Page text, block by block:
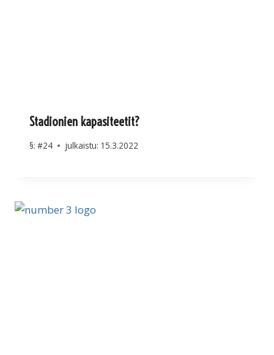
Stadionien kapasiteetit?
§: #24 julkaistu: 15.3.2022